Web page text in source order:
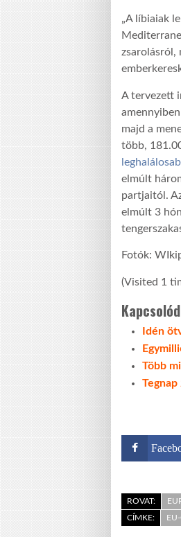
„A líbiaiak
zsarolásról,
A tervezett
majd a
több,
elmúlt
partjaitól.
elmúlt 3
Fotók:
(Visited 1
Idén
Több
ROVAT:
CÍMKE: